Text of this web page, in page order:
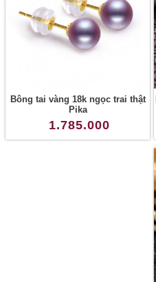
Bông tai vàng 18k ngọc trai thật
Pika
1.785.000